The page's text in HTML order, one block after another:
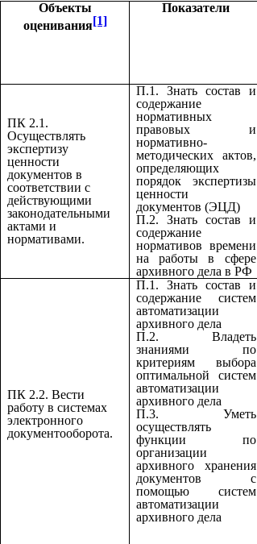
Объекты
оценивания[1]
Показатели
ПК 2.1.
Осуществлять
экспертизу
ценности
документов в
соответствии с
действующими
законодательными
актами и
нормативами.
П.1. Знать состав и
содержание
нормативных
правовых и
нормативно-
методических актов,
определяющих
порядок экспертизы
ценности
документов (ЭЦД)
П.2. Знать состав и
содержание
нормативов времени
на работы в сфере
архивного дела в РФ
ПК 2.2. Вести
работу в системах
электронного
документооборота.
П.1. Знать состав и
содержание систем
автоматизации
архивного дела
П.2. Владеть
знаниями по
критериям выбора
оптимальной систем
автоматизации
архивного дела
П.3. Уметь
осуществлять
функции по
организации
архивного хранения
документов с
помощью систем
автоматизации
архивного дела